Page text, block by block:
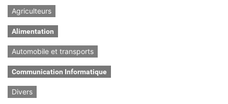
Agriculteurs
Alimentation
Automobile et transports
Communication Informatique
Divers